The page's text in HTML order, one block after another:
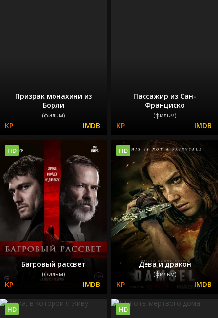
Призрак монахини из
Борли
(фильм)
Пассажир из Сан-
Франциско
(фильм)
Багровый рассвет
(фильм)
HD
Дева и дракон
(фильм)
HD
HD HD